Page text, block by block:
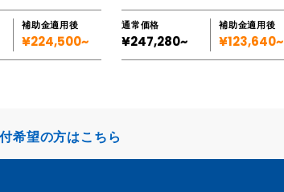
補助金適用後
¥224,500~
通常価格
¥247,280~
補助金適用後
¥123,640~
希望の方はこちら